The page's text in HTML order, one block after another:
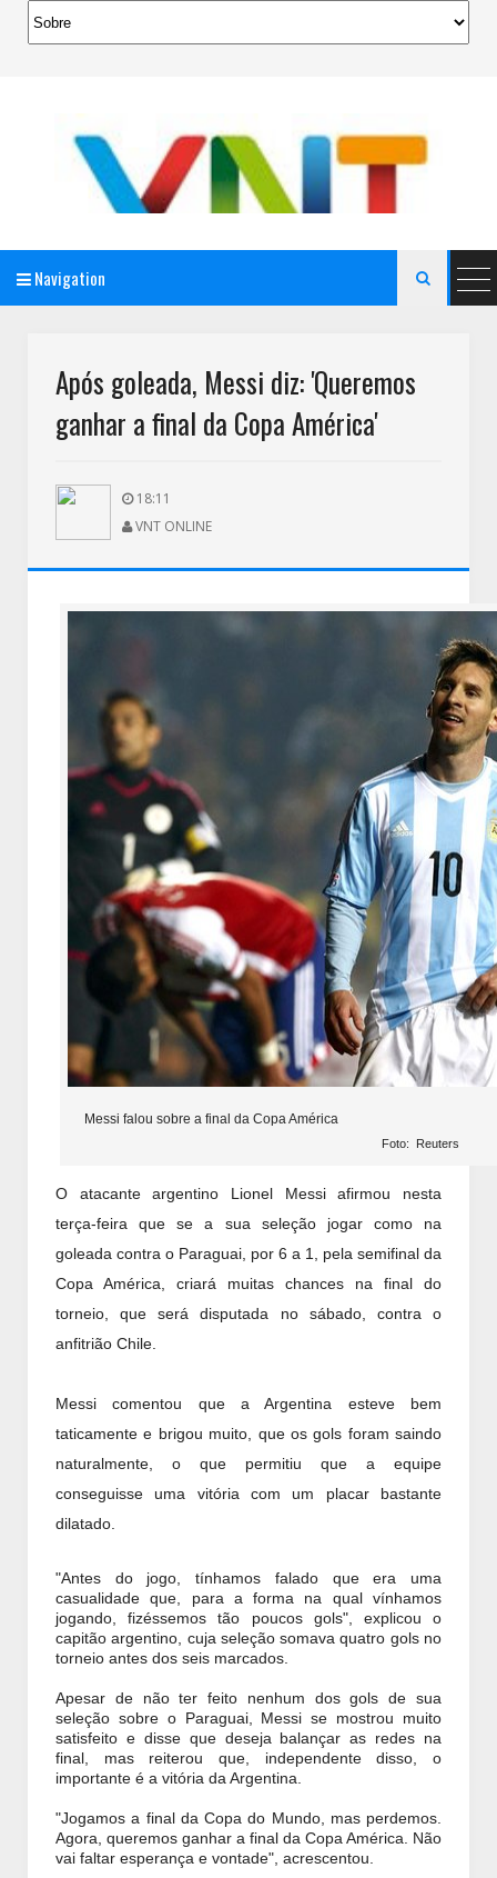
Navigation 
Após goleada, Messi diz: 'Queremos
ganhar a final da Copa América'
18:11
VNT ONLINE
Messi falou sobre a final da Copa América
Foto: Reuters
O atacante argentino Lionel Messi afirmou nesta
terça-feira que se a sua seleção jogar como na
goleada contra o Paraguai, por 6 a 1, pela semifinal da
Copa América, criará muitas chances na final do
torneio, que será disputada no sábado, contra o
anfitrião Chile.
Messi comentou que a Argentina esteve bem
taticamente e brigou muito, que os gols foram saindo
naturalmente, o que permitiu que a equipe
conseguisse uma vitória com um placar bastante
dilatado.
"Antes do jogo, tínhamos falado que era uma
casualidade que, para a forma na qual vínhamos
jogando, fizéssemos tão poucos gols", explicou o
capitão argentino, cuja seleção somava quatro gols no
torneio antes dos seis marcados.
Apesar de não ter feito nenhum dos gols de sua
seleção sobre o Paraguai, Messi se mostrou muito
satisfeito e disse que deseja balançar as redes na
final, mas reiterou que, independente disso, o
importante é a vitória da Argentina.
"Jogamos a final da Copa do Mundo, mas perdemos.
Agora, queremos ganhar a final da Copa América. Não
vai faltar esperança e vontade", acrescentou.